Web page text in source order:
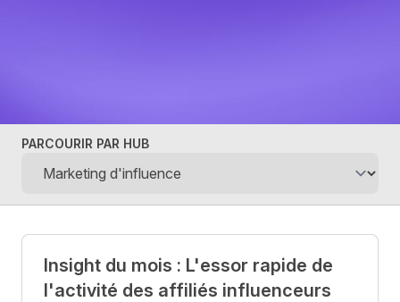
PARCOURIR PAR HUB
Posts
Insight du mois : L'essor rapide de
l'activité des affiliés influenceurs